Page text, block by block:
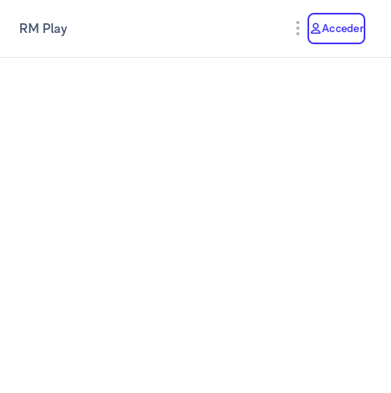
RM Play Acceder